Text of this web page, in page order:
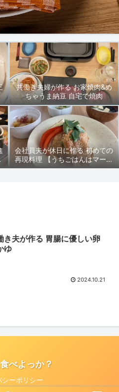
共働き夫婦が作る お家焼肉&め
ちゃうま納豆 自宅で焼肉
会社員夫が休日に作る 初めての
再現料理 【うちごはんはマーシ
ャもいっしょ♪】先輩の「豚ロー
が作る 胃腸に優しい卵
ゆ
2024.10.21
べよっか？
シーポリシー